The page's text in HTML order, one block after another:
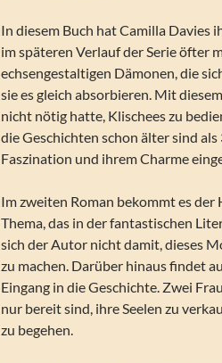
In diesem Buch hat Camilla
im späteren Verlauf der Serie öfter
echsengestaltigen Dämonen, die
sie es gleich absorbieren. Mit
nicht nötig hatte, Klischees zu
die Geschichten schon älter sind
Faszination und ihrem Charme
Im zweiten Roman bekommt es
Thema, das in der fantastischen
sich der Autor nicht damit, dieses
zu machen. Darüber hinaus findet
Eingang in die Geschichte. Zwei
nur bereit sind, ihre Seelen zu
zu begehen.